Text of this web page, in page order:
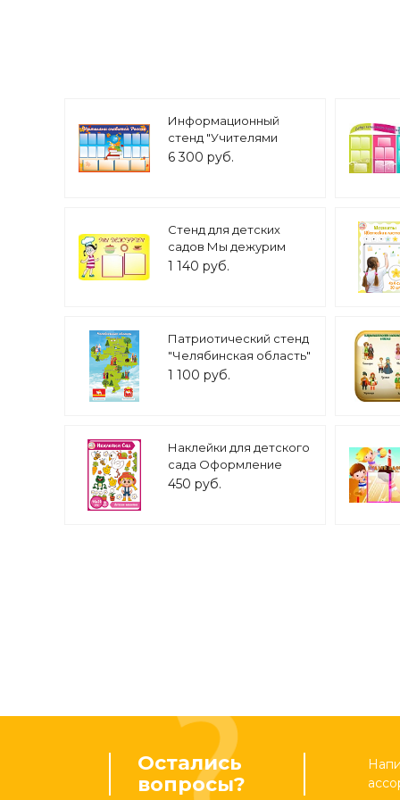
Информационный
стенд "Учителями
славится Россия" 1,5*1м
6 300 руб.
Стенд для детских
садов Мы дежурим
0,6*0,4м 2 кармана арт.
1 140 руб.
Патриотический стенд
"Челябинская область"
0,45*0,65м арт.П1096
1 100 руб.
Наклейки для детского
сада Оформление
уголка природы Сад
450 руб.
Остались
вопросы?